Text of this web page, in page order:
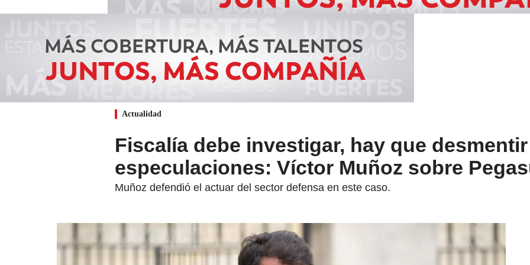
Actualidad
Fiscalía debe investigar, hay que desmentir
especulaciones: Víctor Muñoz sobre
Muñoz defendió el actuar del sector defensa en este caso.